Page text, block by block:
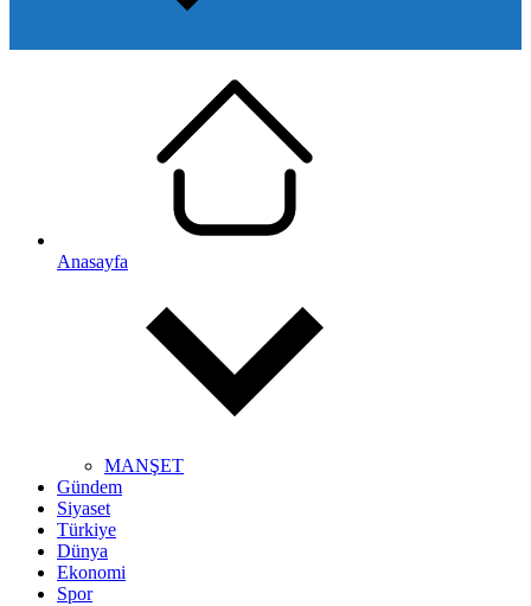
Anasayfa
MANŞET
Gündem
Siyaset
Türkiye
Dünya
Ekonomi
Spor